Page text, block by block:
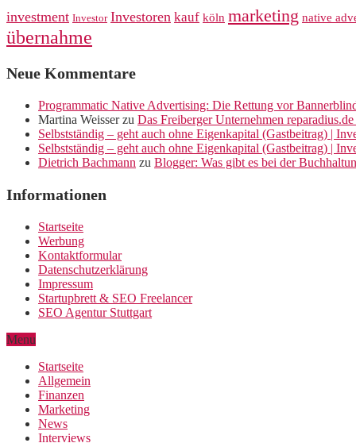
investment Investor Investoren kauf köln marketing native
übernahme
Neue Kommentare
Programmatic Native Advertising: Die Rettung vor
Martina Weisserzu Das Freiberger Unternehmen
Selbstständig – geht auch ohne Eigenkapital (Gastbeitrag) |
Selbstständig – geht auch ohne Eigenkapital (Gastbeitrag) |
Dietrich Bachmann zu Blogger: Was gibt es bei der
Informationen
Startseite
Werbung
Kontaktformular
Datenschutzerklärung
Impressum
Startupbrett & SEO Freelancer
SEO Agentur Stuttgart
Menu
Startseite
Allgemein
Finanzen
Marketing
News
Interviews